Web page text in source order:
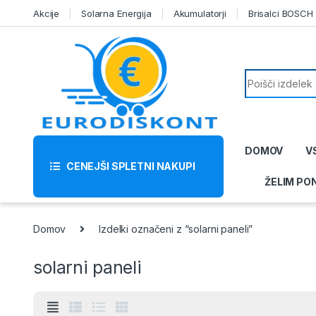
Skip to navigation
Akcije Solarna Energija Akumulatorji Brisalci BOSCH
Search for:
CENEJŠI SPLETNI NAKUPI
DOMOV
ŽELIM
Domov Izdelki označeni z “solarni paneli”
solarni paneli